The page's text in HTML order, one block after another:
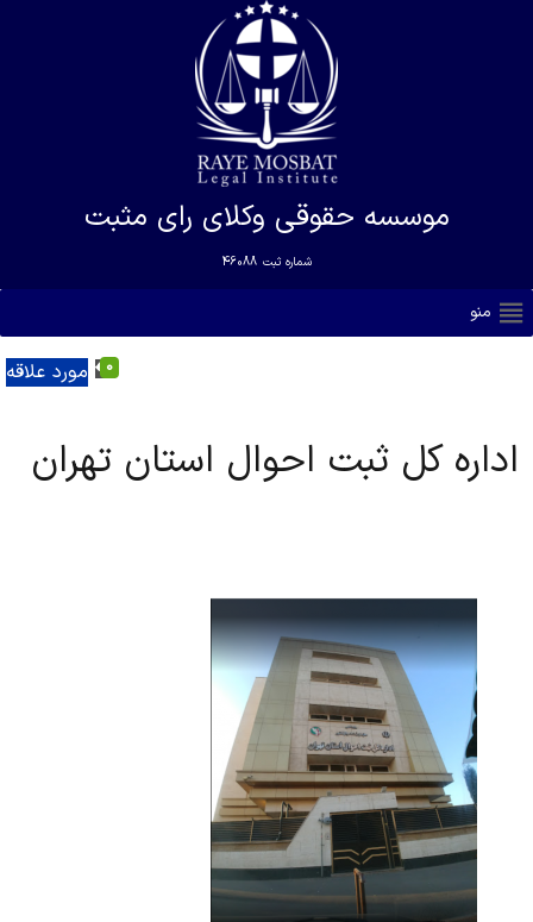
موسسه حقوقی وکلای رای مثبت
شماره ثبت 46088
منو
مورد علاقه 0
اداره کل ثبت احوال استان تهران